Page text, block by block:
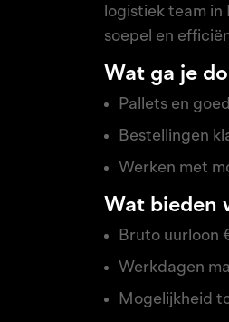
logistiek team
soepel en
Wat ga je
Pallets en
Bestellingen
Werken met
Wat bieden
Bruto uurloon
Werkdagen
Mogelijkheid